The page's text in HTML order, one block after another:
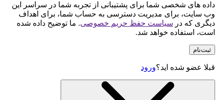
داده های شخصی شما برای پشتیبانی از تجربه شما در سراسر این
وب سایت، برای مدیریت دسترسی به حساب شما، برای اهداف
دیگری که در سیاست حفظ حریم خصوصی. ما توضیح داده شده
است، استفاده خواهد شد.
ثبت‌نام
قبلا عضو شده اید؟ورود